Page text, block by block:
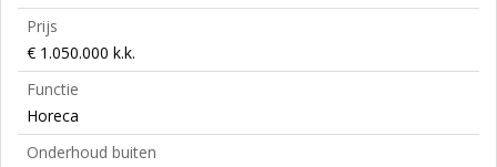
Prijs
€ 1.050.000 k.k.
Functie
Horeca
Onderhoud buiten